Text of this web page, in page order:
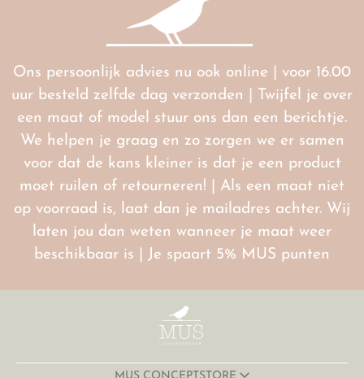
Ons persoonlijk advies nu ook online | voor 16.00
uur besteld zelfde dag verzonden | Twijfel je over
een maat of model stuur ons dan een berichtje.
We helpen je graag en zo zorgen we er samen
voor dat de kans kleiner is dat je een product
moet ruilen of retourneren! | Als een maat niet
op voorraad is, laat dan je mailadres achter. Wij
laten jou dan weten wanneer je maat weer
beschikbaar is | Je spaart 5% MUS punten